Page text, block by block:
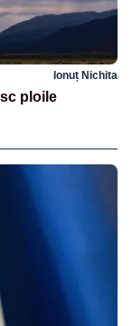
Ionuț Nichita
ploile